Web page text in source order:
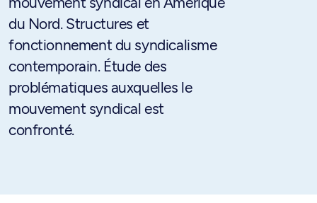
du Nord. Structures et
fonctionnement du syndicalisme
contemporain. Étude des
problématiques auxquelles le
mouvement syndical est
confronté.